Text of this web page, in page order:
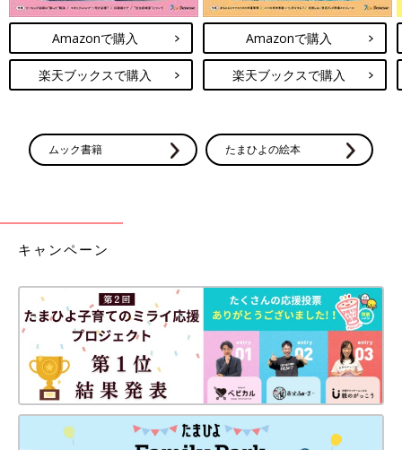
Amazonで購入
楽天ブックスで購入
Amazonで購入
楽天ブックスで購入
ムック書籍 たまひよの絵本
キャンペーン